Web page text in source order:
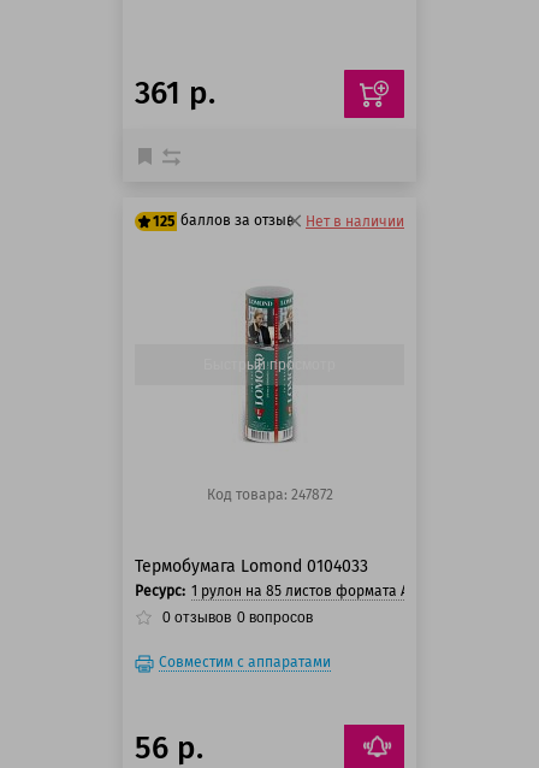
361 р.
125 баллов за отзыв Нет в наличии
Быстрый просмотр
Код товара: 247872
Термобумага Lomond 0104033
Ресурс: 1 рулон на 85 листов формата A4
0 отзывов 0 вопросов
Совместим с аппаратами
56 р.